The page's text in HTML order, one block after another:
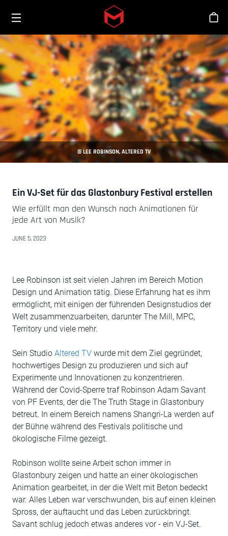
Skip to main content
© LEE ROBINSON, ALTERED TV
Ein VJ-Set für das Glastonbury Festival erstellen
Wie erfüllt man den Wunsch nach Animationen für
jede Art von Musik?
JUNE 5, 2023
Lee Robinson ist seit vielen Jahren im Bereich Motion
Design und Animation tätig. Diese Erfahrung hat es ihm
ermöglicht, mit einigen der führenden Designstudios der
Welt zusammenzuarbeiten, darunter The Mill, MPC,
Territory und viele mehr.
Sein Studio Altered TV wurde mit dem Ziel gegründet,
hochwertiges Design zu produzieren und sich auf
Experimente und Innovationen zu konzentrieren.
Während der Covid-Sperre traf Robinson Adam Savant
von PF Events, der die The Truth Stage in Glastonbury
betreut. In einem Bereich namens Shangri-La werden auf
der Bühne während des Festivals politische und
ökologische Filme gezeigt.
Robinson wollte seine Arbeit schon immer in
Glastonbury zeigen und hatte an einer ökologischen
Animation gearbeitet, in der die Welt mit Beton bedeckt
war. Alles Leben war verschwunden, bis auf einen kleinen
Spross, der auftaucht und das Leben zurückbringt.
Savant schlug jedoch etwas anderes vor - ein VJ-Set.